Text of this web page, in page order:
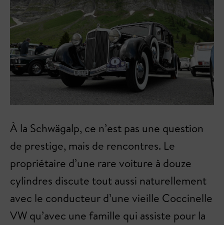
À la Schwägalp, ce n’est pas une question
de prestige, mais de rencontres. Le
propriétaire d’une rare voiture à douze
cylindres discute tout aussi naturellement
avec le conducteur d’une vieille Coccinelle
VW qu’avec une famille qui assiste pour la